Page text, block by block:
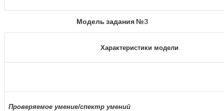
Модель задания №3
Характеристики модели
Проверяемое умение/спектр умений